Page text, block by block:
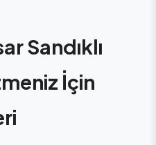
Sandıklı
İçin